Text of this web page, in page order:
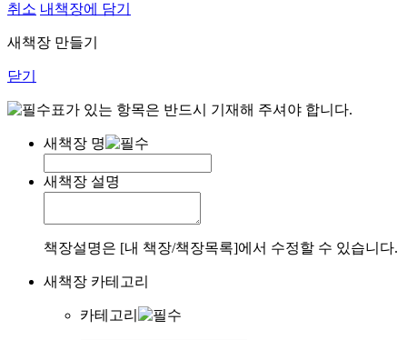
취소 내책장에 담기
새책장 만들기
닫기
표가 있는 항목은 반드시 기재해 주셔야 합니다.
새책장 명
새책장 설명
책장설명은 [내 책장/책장목록]에서 수정할 수 있습니다.
새책장 카테고리
카테고리